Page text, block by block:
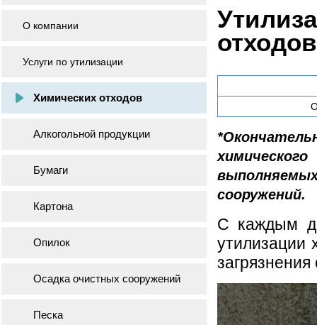
отходов
сооружений.
С каждым
утилизации
О компании
Услуги по утилизации
Химических отходов
Алкогольной продукции
Бумаги
Картона
Опилок
Осадка очистных сооружений
Песка